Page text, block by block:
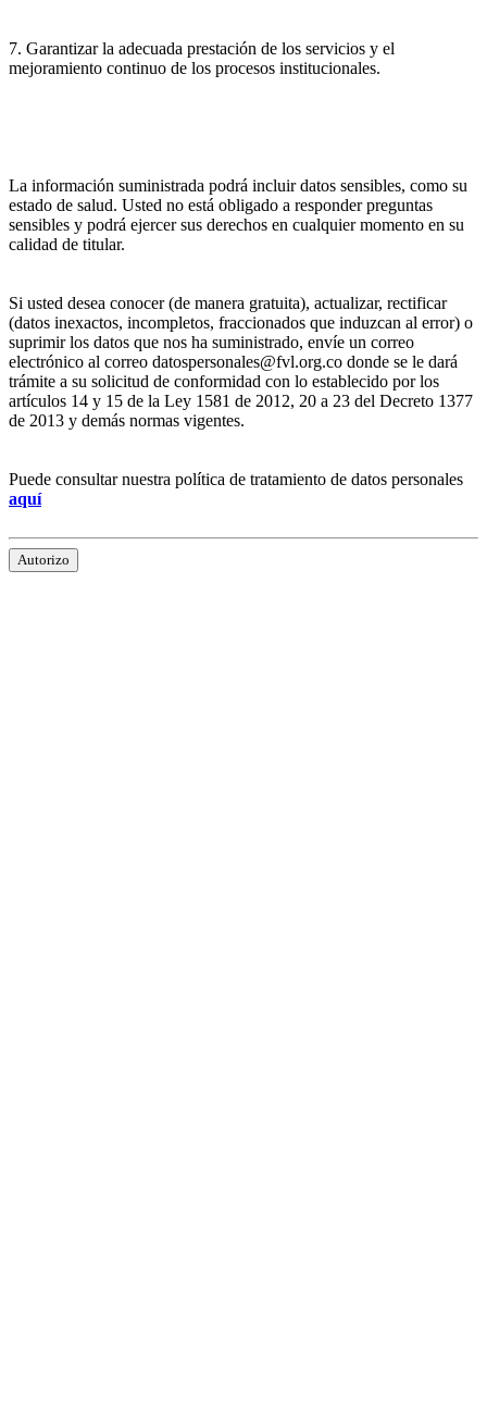
7. Garantizar la adecuada prestación de los servicios y el
mejoramiento continuo de los procesos institucionales.
La información suministrada podrá incluir datos sensibles, como su
estado de salud. Usted no está obligado a responder preguntas
sensibles y podrá ejercer sus derechos en cualquier momento en su
calidad de titular.
Si usted desea conocer (de manera gratuita), actualizar, rectificar
(datos inexactos, incompletos, fraccionados que induzcan al error) o
suprimir los datos que nos ha suministrado, envíe un correo
electrónico al correo datospersonales@fvl.org.co donde se le dará
trámite a su solicitud de conformidad con lo establecido por los
artículos 14 y 15 de la Ley 1581 de 2012, 20 a 23 del Decreto 1377
de 2013 y demás normas vigentes.
Puede consultar nuestra política de tratamiento de datos personales
aquí
Autorizo